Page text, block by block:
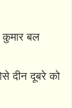
बल
दीन दूबरे को